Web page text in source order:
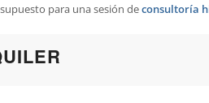
para una sesión deconsultoría